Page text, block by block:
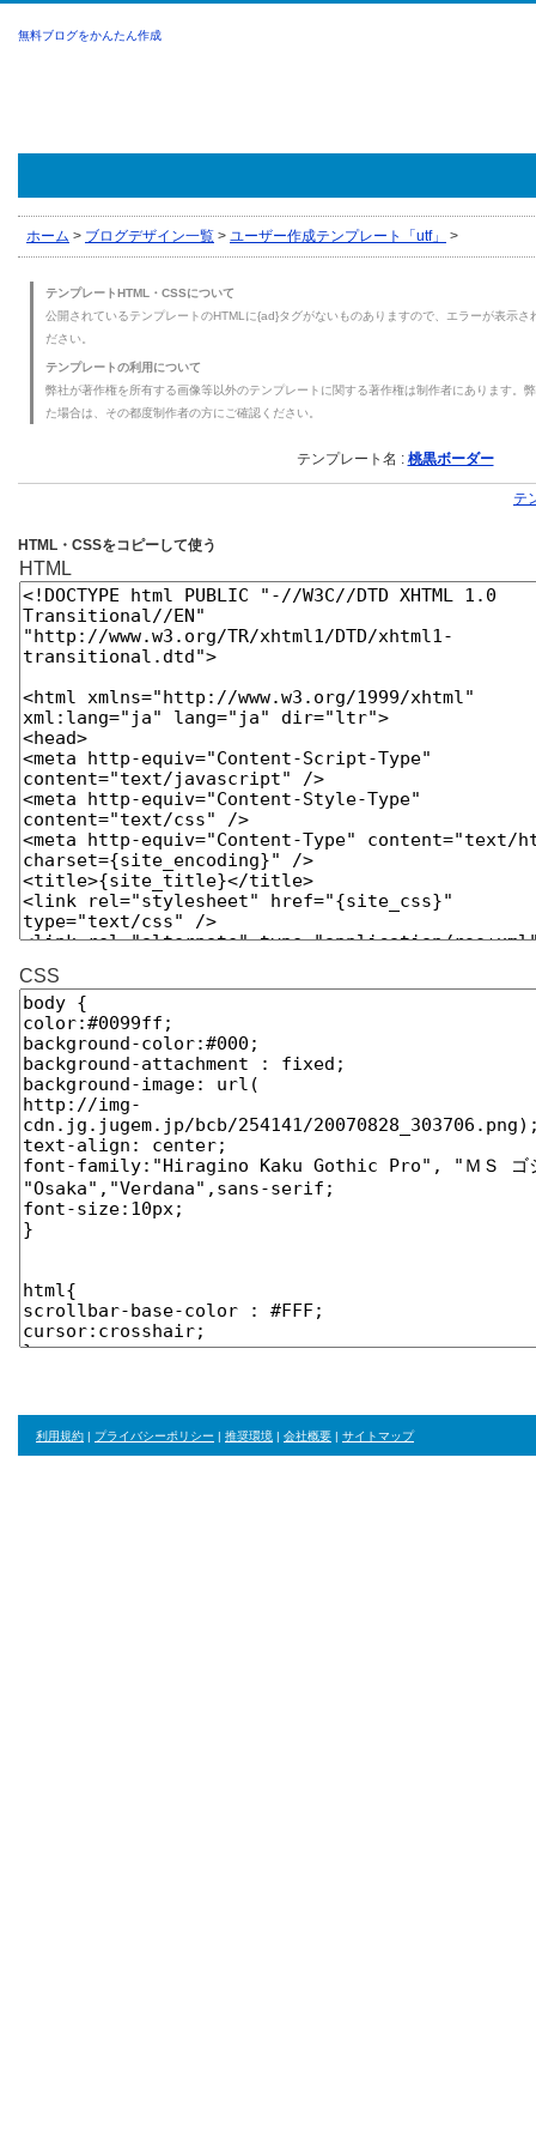
無料ブログをかんたん作成
ホーム > ブログデザイン一覧 > ユーザー作成テンプレート「utf」 >
テンプレートHTML・CSSについて
公開されているテンプレートのHTMLに{ad}タグがないものありますので、エラーが表示
ださい。
テンプレートの利用について
弊社が著作権を所有する画像等以外のテンプレートに関する著作権は制作者にあります。
た場合は、その都度制作者の方にご確認ください。
テンプレート名 : 桃黒ボーダー
テ
HTML・CSSをコピーして使う
HTML
CSS
利用規約 | プライバシーポリシー | 推奨環境 | 会社概要 | サイトマップ